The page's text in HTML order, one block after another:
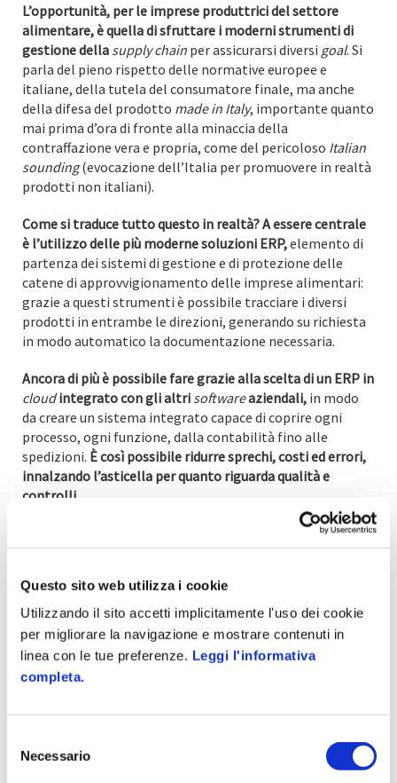
Questo sito web utilizza i cookie
Utilizzando il sito accetti implicitamente l'uso dei cookie
per migliorare la navigazione e mostrare contenuti in
linea con le tue preferenze. Leggi l'informativa
completa.
delNecessario
L’opportunità, per le imprese produttrici del settore
alimentare, è quella di sfruttare i moderni strumenti di
gestione della supply chain per assicurarsi diversi goal. Si
parla del pieno rispetto delle normative europee e
italiane, della tutela del consumatore finale, ma anche
della difesa del prodotto made in Italy, importante quanto
mai prima d’ora di fronte alla minaccia della
contraffazione vera e propria, come del pericoloso Italian
sounding(evocazione dell’Italia per promuovere in realtà
prodotti non italiani).
Come si traduce tutto questo in realtà? A essere centrale
è l’utilizzo delle più moderne soluzioni ERP,elemento di
partenza dei sistemi di gestione e di protezione delle
catene di approvvigionamento delle imprese alimentari:
grazie a questi strumenti è possibile tracciare i diversi
prodotti in entrambe le direzioni, generando su richiesta
in modo automatico la documentazione necessaria.
Ancora di più è possibile fare grazie alla scelta di un ERP in
cloudintegrato con gli altri softwareaziendali, in modo
da creare un sistema integrato capace di coprire ogni
processo, ogni funzione, dalla contabilità fino alle
spedizioni. È così possibile ridurre sprechi, costi ed errori,
innalzando l’asticella per quanto riguarda qualità e
controlli
Vuoi saperne di più sulla tracciabilità per il settore
Scopri le soluzioni
Taggato come: